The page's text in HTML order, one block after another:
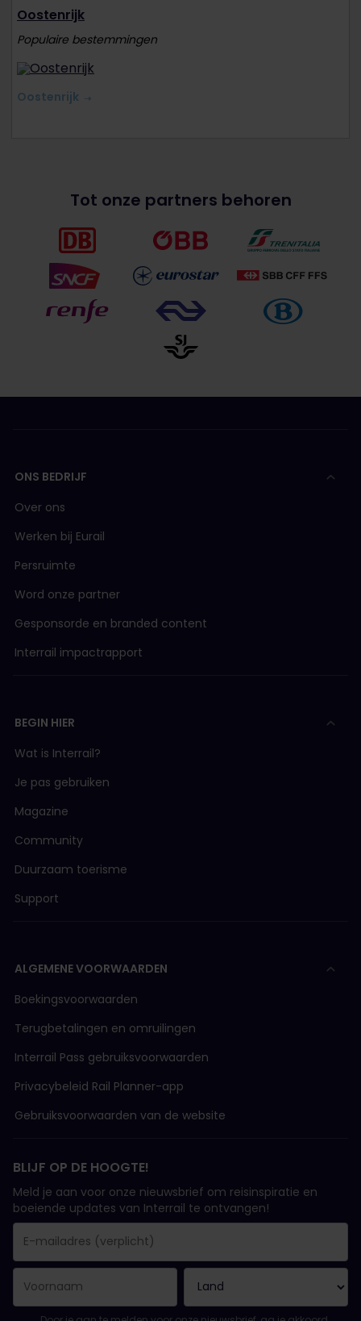
Oostenrijk
Populaire bestemmingen
Oostenrijk
Tot onze partners behoren
ONS BEDRIJF
Over ons
Werken bij Eurail
Persruimte
Word onze partner
Gesponsorde en branded content
Interrail impactrapport
BEGIN HIER
Wat is Interrail?
Je pas gebruiken
Magazine
Community
Duurzaam toerisme
Support
ALGEMENE VOORWAARDEN
Boekingsvoorwaarden
Terugbetalingen en omruilingen
Interrail Pass gebruiksvoorwaarden
Privacybeleid Rail Planner-app
Gebruiksvoorwaarden van de website
BLIJF OP DE HOOGTE!
Meld je aan voor onze nieuwsbrief om reisinspiratie en
boeiende updates van Interrail te ontvangen!